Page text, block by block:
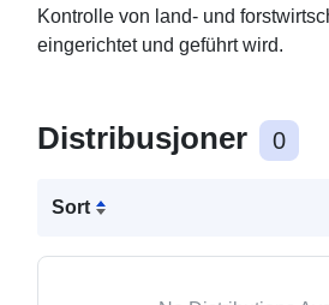
Kontrolle von land- und
eingerichtet und geführt wird.
Distribusjoner 0
Sort